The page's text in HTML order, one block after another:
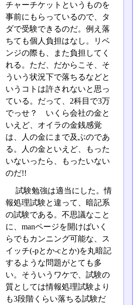
チャーチケットというものを
事前にもらっているので、タ
ダで受験できるのだ。例え落
ちても個人負担はなし。リベ
ンジの際も、また負担してく
れる。ただ、だからこそ、そ
ういう状況下で落ちるなどと
いうコトは許されないと思っ
ている。だって、2科目で3万
でっせ？ いくら会社の金と
いえど、オイラの金銭感覚
は、人の金にまで及ぶのであ
る。人の金といえど、もった
いないったら、もったいない
のだ!!
試験勉強は適当にした。情
報処理試験と違って、暗記系
の試験である。不思議なこと
に、manページを開けばいく
らでもカンニング可能な、ス
イッチ(-pとか-cとか)を丸暗記
するような問題がとても多
い。そういうワケで、試験の
質としては情報処理試験より
も3段階くらい落ちる試験だ